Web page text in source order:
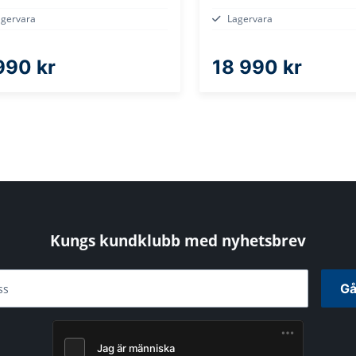
kr
Lagervara
18 990 kr
Kungs kundklubb med nyhetsbrev